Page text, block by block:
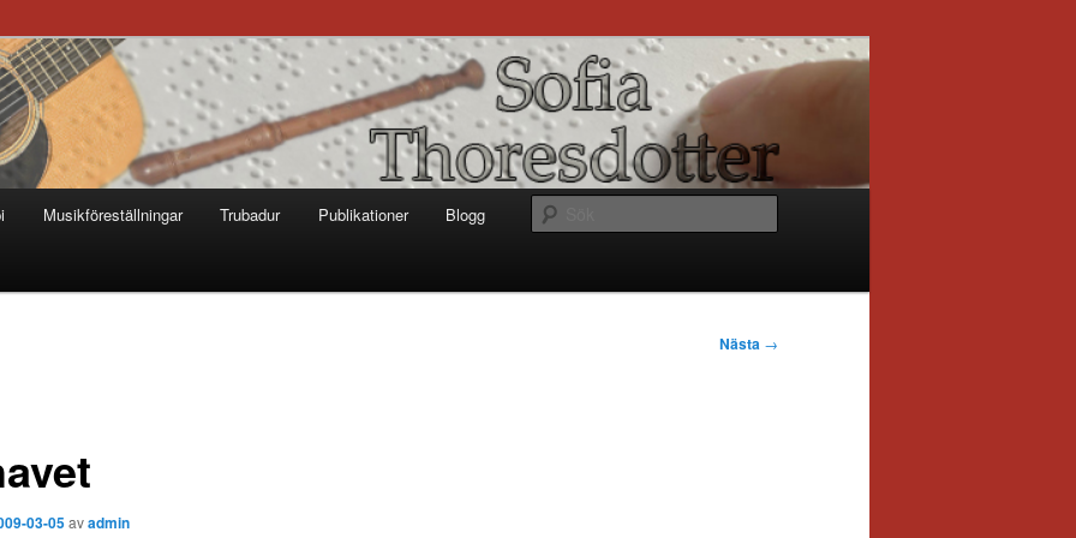
Musikföreställningar Trubadur Publikationer Blogg
Nästa →
03-05avadmin